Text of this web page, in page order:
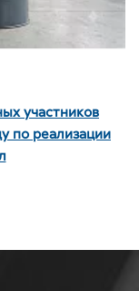
участников
по реализации